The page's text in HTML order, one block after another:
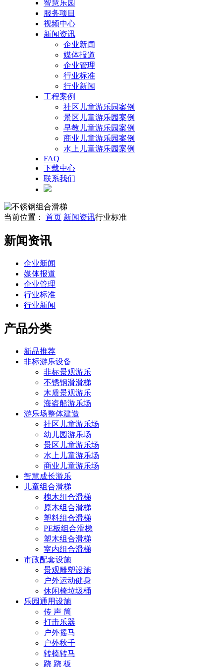
智慧乐园
服务项目
视频中心
新闻资讯
企业新闻
媒体报道
企业管理
行业标准
行业新闻
工程案例
社区儿童游乐园案例
景区儿童游乐园案例
早教儿童游乐园案例
商业儿童游乐园案例
水上儿童游乐园案例
FAQ
下载中心
联系我们
当前位置： 首页 新闻资讯行业标准
新闻资讯
企业新闻
媒体报道
企业管理
行业标准
行业新闻
产品分类
新品推荐
非标游乐设备
非标景观游乐
不锈钢滑滑梯
木质景观游乐
海盗船游乐场
游乐场整体建造
社区儿童游乐场
幼儿园游乐场
景区儿童游乐场
水上儿童游乐场
商业儿童游乐场
智慧成长游乐
儿童组合滑梯
槐木组合滑梯
原木组合滑梯
塑料组合滑梯
PE板组合滑梯
塑木组合滑梯
室内组合滑梯
市政配套设施
景观雕塑设施
户外运动健身
休闲椅垃圾桶
乐园通用设施
传 声 筒
打击乐器
户外摇马
户外秋千
转椅转马
跷 跷 板